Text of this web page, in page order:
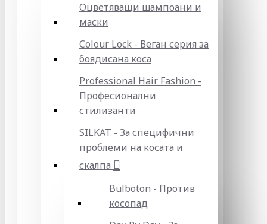
Оцветяващи шампоани и
маски
Colour Lock - Веган серия за
боядисана коса
Professional Hair Fashion -
Професионални
стилизанти
SILKAT - За специфични
проблеми на косата и
скалпа
Bulboton - Против
косопад